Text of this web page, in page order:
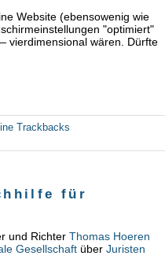
Website (ebensowenig wie
"optimiert"
vierdimensional wären. Dürfte
Trackbacks
für
und RichterThomas Hoeren
Gesellschaft überJuristen